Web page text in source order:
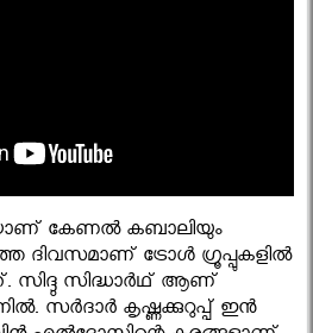
കേണല്‍ കബാലിയും
ദിവസമാണ് ട്രോള്‍ ഗ്രൂപ്പുകളില്‍
സിദ്ദു സിദ്ധാര്‍ഥ് ആണ്
സര്‍ദാര്‍ കൃഷ്ണക്കുറുപ്പ് ഇന്‍